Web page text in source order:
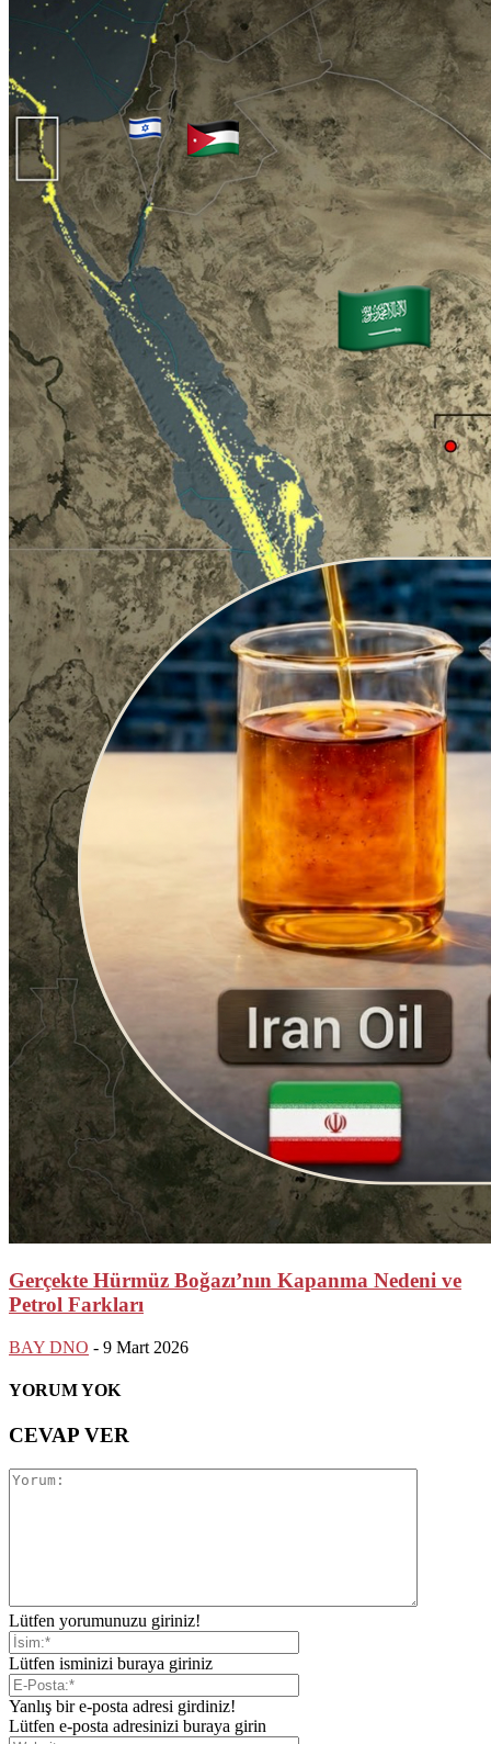
Gerçekte Hürmüz Boğazı’nın Kapanma Nedeni ve
Petrol Farkları
BAY DNO - 9 Mart 2026
YORUM YOK
CEVAP VER
Lütfen yorumunuzu giriniz!
Lütfen isminizi buraya giriniz
Yanlış bir e-posta adresi girdiniz!
Lütfen e-posta adresinizi buraya girin